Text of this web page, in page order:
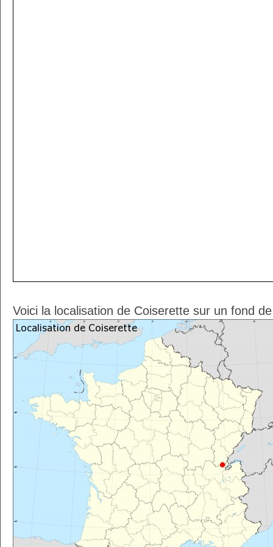
Voici la localisation de Coiserette sur un fond